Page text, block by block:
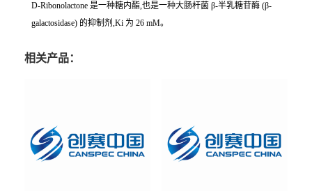
D-Ribonolactone 是一种糖内酯,也是一种大肠杆菌 β-半乳糖苷酶 (β-
galactosidase) 的抑制剂,Ki 为 26 mM。
相关产品：